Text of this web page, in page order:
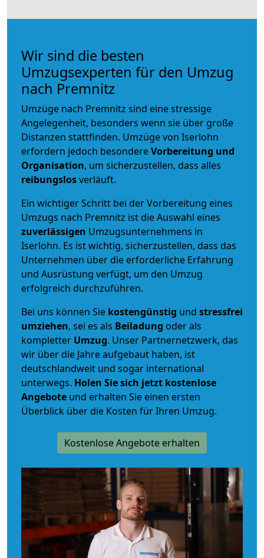
Wir sind die besten
Umzugsexperten für den Umzug
nach Premnitz
Umzüge nach Premnitz sind eine stressige
Angelegenheit, besonders wenn sie über große
Distanzen stattfinden. Umzüge von Iserlohn
erfordern jedoch besondereVorbereitung und
Organisation, um sicherzustellen, dass alles
reibungslosverläuft.
Ein wichtiger Schritt bei der Vorbereitung eines
Umzugs nach Premnitz ist die Auswahl eines
zuverlässigen Umzugsunternehmens in
Iserlohn. Es ist wichtig, sicherzustellen, dass das
Unternehmen über die erforderliche Erfahrung
und Ausrüstung verfügt, um den Umzug
erfolgreich durchzuführen.
Bei uns können Sie kostengünstig und stressfrei
umziehen, sei es als Beiladung oder als
kompletter Umzug. Unser Partnernetzwerk, das
wir über die Jahre aufgebaut haben, ist
deutschlandweit und sogar international
unterwegs. Holen Sie sich jetzt kostenlose
Angebote und erhalten Sie einen ersten
Überblick über die Kosten für Ihren Umzug.
Kostenlose Angebote erhalten